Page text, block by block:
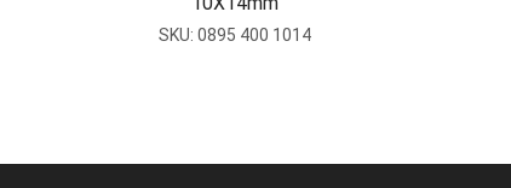
SKU: 0895 400 1014